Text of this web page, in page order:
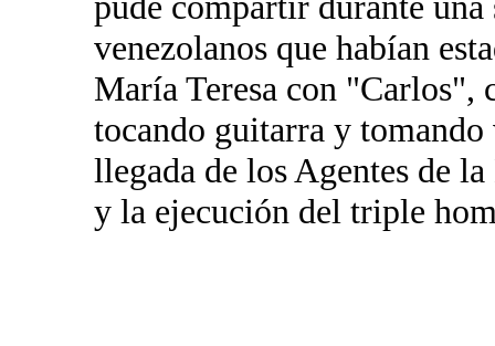
venezolanos que habían
María Teresa con "Carlos",
tocando guitarra y
llegada de los Agentes de
y la ejecución del triple